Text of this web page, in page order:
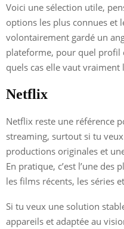
Voici une sélection utile,
options les plus connues et
volontairement gardé un
plateforme, pour quel profil
quels cas elle vaut vraiment
Netflix
Netflix reste une référence
streaming, surtout si tu
productions originales et
En pratique, c’est l’une
les films récents, les séries
Si tu veux une solution
appareils et adaptée au